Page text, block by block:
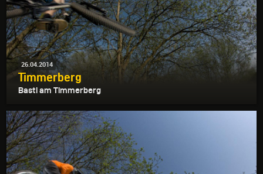
26.04.2014
Timmerberg
Basti am Timmerberg